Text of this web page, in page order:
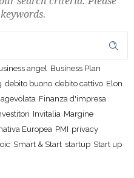
angel Business Plan
debito buono debito cattivo Elon
Finanza d'impresa
Invitalia Margine
Europea PMI privacy
Smart & Start startup Start up